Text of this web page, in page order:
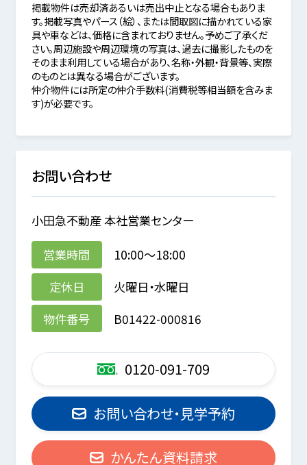
掲載物件は売却済あるいは売出中止となる場合もありま
す。掲載写真やパース（絵）、または間取図に描かれている家
具や車などは、価格に含まれておりません。予めご了承くだ
さい。周辺施設や周辺環境の写真は、過去に撮影したものを
そのまま利用している場合があり、名称・外観・背景等、実際
のものとは異なる場合がございます。
仲介物件には所定の仲介手数料(消費税等相当額を含みま
す)が必要です。
お問い合わせ
小田急不動産 本社営業センター
営業時間
10:00～18:00
定休日
火曜日・水曜日
物件番号
B01422-000816
0120-091-709
お問い合わせ・見学予約
かんたん資料請求